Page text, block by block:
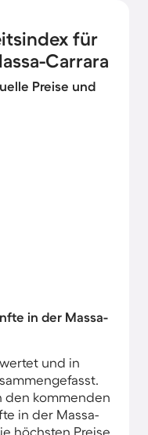
für
Carrara
Preise und
in der Massa-
und in
den kommenden
in der Massa-
höchsten Preise